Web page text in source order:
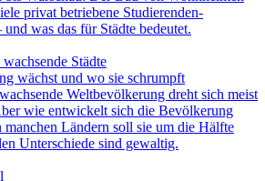
privat betriebene Studierenden-
was das für Städte bedeutet.
Städte
wächst und wo sie schrumpft
Weltbevölkerung dreht sich meist
wie entwickelt sich die Bevölkerung
Ländern soll sie um die Hälfte
Unterschiede sind gewaltig.